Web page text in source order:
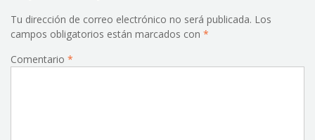
Tu dirección de correo electrónico no será publicada. Los
campos obligatorios están marcados con *
Comentario *